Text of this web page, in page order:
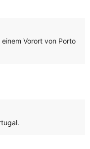
Vorort von Porto